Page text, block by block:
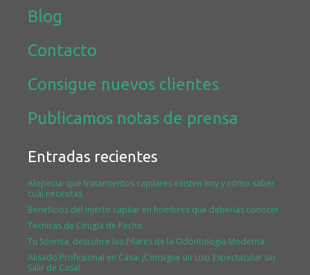
Blog
Contacto
Consigue nuevos clientes
Publicamos notas de prensa
Entradas recientes
Alopecia: qué tratamientos capilares existen hoy y cómo saber
cuál necesitas
Beneficios del injerto capilar en hombres que deberías conocer
Técnicas de Cirugía de Pecho
Tu Sonrisa, descubre los Pilares de la Odontología Moderna
Alisado Profesional en Casa: ¡Consigue un Liso Espectacular sin
Salir de Casa!